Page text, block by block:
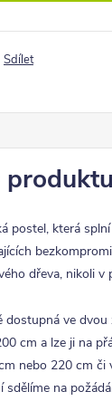
Sdílet
produktu
postel, která
dřeva, nikoli v
dostupná ve dvou
cm a lze ji na
nebo 220 cm či
sdělíme na